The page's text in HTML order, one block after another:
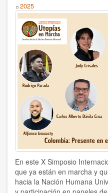
1980
2021
2022
2023
2024
2025
del
X
Simposio
del
CMEH
Year
2025
En este X Simposio
que ya están en marcha y
hacia la Nación Humana